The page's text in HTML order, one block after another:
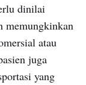
dinilai
memungkinkan
atau
juga
yang